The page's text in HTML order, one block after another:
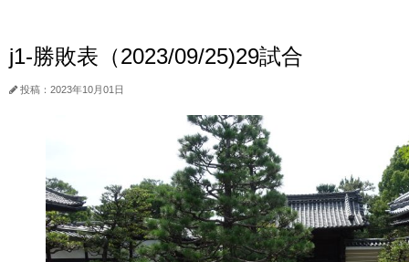
j1-勝敗表（2023/09/25)29試合
投稿：2023年10月01日